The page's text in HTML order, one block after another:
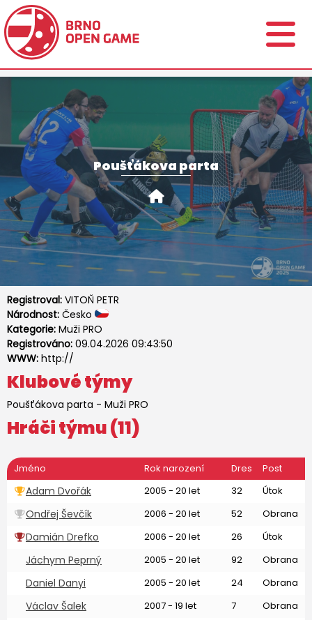
Poušťákova parta
Registroval: VITOŇ PETR
Národnost: Česko
Kategorie: Muži PRO
Registrováno: 09.04.2026 09:43:50
WWW: http://
Klubové týmy
Poušťákova parta - Muži PRO
Hráči týmu (11)
Jméno Rok narození Dres Post
Adam Dvořák 2005 - 20 let 32 Útok
Ondřej Ševčík 2006 - 20 let 52 Obrana
Damián Drefko 2006 - 20 let 26 Útok
Jáchym Peprný 2005 - 20 let 92 Obrana
Daniel Danyi 2005 - 20 let 24 Obrana
Václav Šalek 2007 - 19 let 7 Obrana